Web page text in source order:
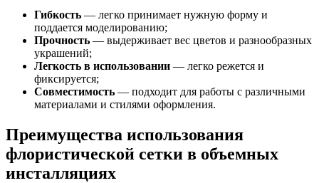
Гибкость — легко принимает нужную форму и
поддается моделированию;
Прочность — выдерживает вес цветов и разнообразных
украшений;
Легкость в использовании — легко режется и
фиксируется;
Совместимость — подходит для работы с различными
материалами и стилями оформления.
Преимущества использования
флористической сетки в объемных
инсталляциях